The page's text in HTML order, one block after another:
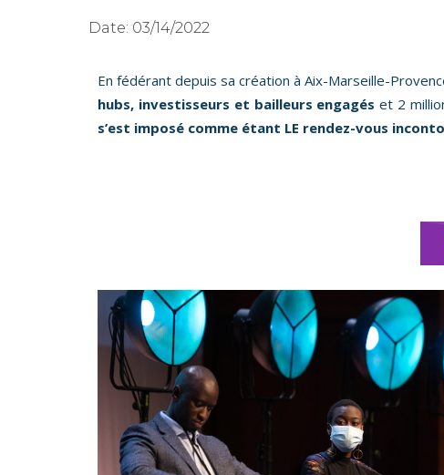
Date: 03/14/2022
En fédérant depuis sa création à Aix-Marseille-
hubs, investisseurs et bailleurs engagés et 2
s’est imposé comme étant LE rendez-vous